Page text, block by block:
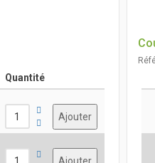
Quantité